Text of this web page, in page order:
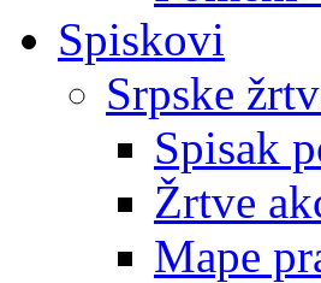
Spiskovi
Srpske
Spisak
Žrtve
Mape